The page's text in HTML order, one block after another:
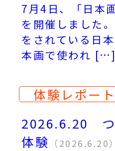
7月4日、「日本
を開催しました
をされている日
本画で使われ […]
体験レポート
2026.6.20 つ
体験
（2026.6.20）